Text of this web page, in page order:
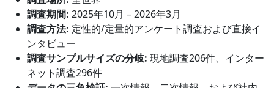
調査期間: 2025年10月 – 2026年3月
調査方法: 定性的/定量的アンケート調査および直接イ
ンタビュー
調査サンプルサイズの分岐: 現地調査206件、インター
ネット調査296件